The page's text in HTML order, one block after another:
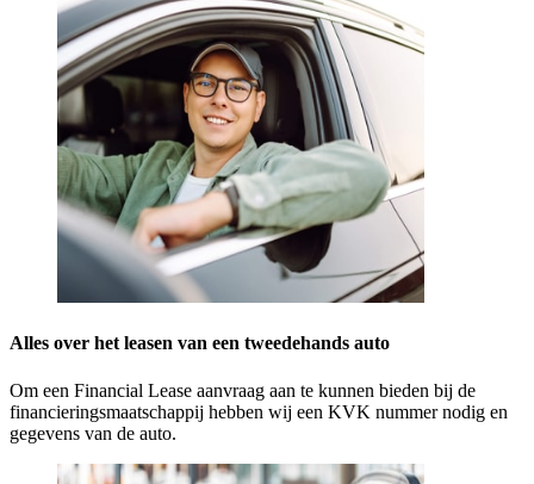
Alles over het leasen van een tweedehands auto
Om een Financial Lease aanvraag aan te kunnen bieden bij de
financieringsmaatschappij hebben wij een KVK nummer nodig en
gegevens van de auto.